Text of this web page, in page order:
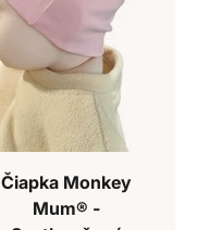
Čiapka Monkey
Mum® -